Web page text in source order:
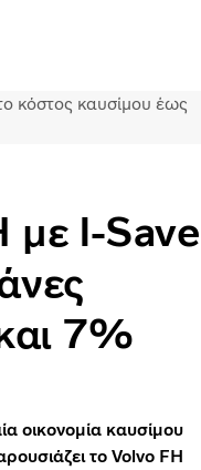
Greece
κόστος καυσίμου έως
με I-Save
7%
οικονομία καυσίμου
το Volvo FH